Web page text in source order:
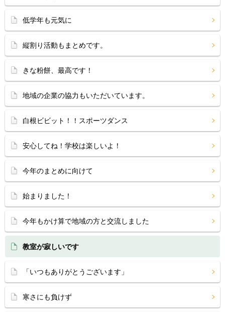
低学年も元気に
縦割り活動もまとめです。
きな粉餅、最高です！
地域の企業の協力もいただいています。
白根ビビット！！スポーツダンス
安心してね！学校は楽しいよ！
今年のまとめに向けて
始まりました！
今年もかけ算で地域の方と交流しました
教室が寂しいです
「いつもありがとうございます」
寒さにも負けず